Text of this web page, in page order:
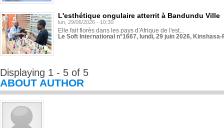
L'esthétique ongulaire atterrit à Bandundu Ville
lun, 29/06/2026 - 10:30
Elle fait florès dans les pays d'Afrique de l'est...
Le Soft International n°1667, lundi, 29 juin 2026,
Displaying 1 - 5 of 5
ABOUT AUTHOR